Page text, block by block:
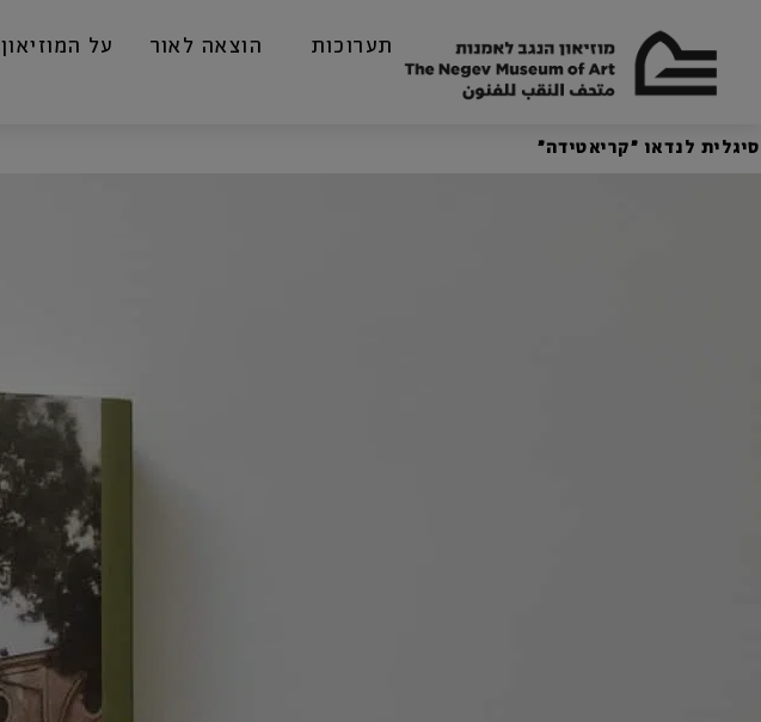
תערוכות הוצאה לאור על המוזיאון
סיגלית לנדאו ״קריאטידה״